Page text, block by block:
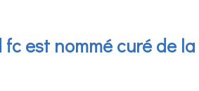
fc est nommé curé de